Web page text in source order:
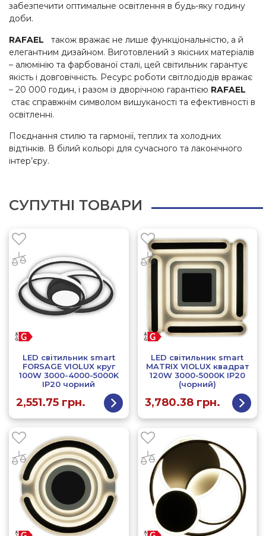
забезпечити оптимальне освітлення в будь-яку годину
доби.
RAFAEL також вражає не лише функціональністю, а й
елегантним дизайном. Виготовлений з якісних матеріалів
– алюмінію та фарбованої сталі, цей світильник гарантує
якість і довговічність. Ресурс роботи світлодіодів вражає
– 20 000 годин, і разом із дворічною гарантією RAFAEL
стає справжнім символом вишуканості та ефективності в
освітленні.
Поєднання стилю та гармонії, теплих та холодних
відтінків. В білий кольорі для сучасного та лаконічного
інтер’єру.
СУПУТНІ ТОВАРИ
LED світильник smart
FORSAGE VIOLUX круг
100W 3000-4000-5000K
IP20 чорний
2,551.75 грн.
LED світильник smart
MATRIX VIOLUX квадрат
120W 3000-5000K IP20
(чорний)
3,780.38 грн.